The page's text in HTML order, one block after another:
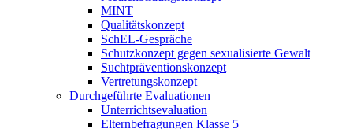
MINT
Qualitätskonzept
SchEL-Gespräche
Schutzkonzept gegen sexualisierte Gewalt
Suchtpräventionskonzept
Vertretungskonzept
Durchgeführte Evaluationen
Unterrichtsevaluation
Elternbefragungen Klasse 5